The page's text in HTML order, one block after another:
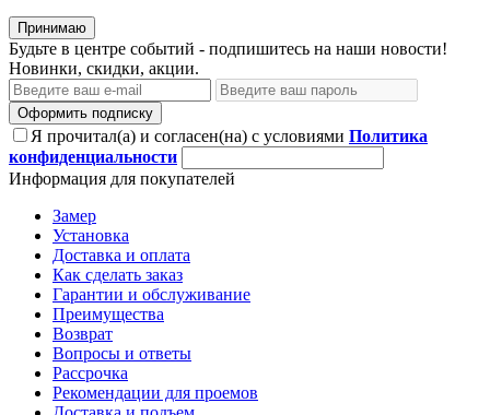
Принимаю
Будьте в центре событий - подпишитесь на наши новости!
Новинки, скидки, акции.
Оформить подписку
Я прочитал(а) и согласен(на) с условиями Политика
конфиденциальности
Информация для покупателей
Замер
Установка
Доставка и оплата
Как сделать заказ
Гарантии и обслуживание
Преимущества
Возврат
Вопросы и ответы
Рассрочка
Рекомендации для проемов